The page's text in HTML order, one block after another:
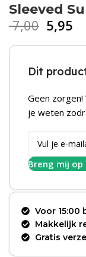
Sleeved
7,00 5,95
Dit
Geen
je weten
Breng mij
Voor 15:00
Makkelijk
Gratis